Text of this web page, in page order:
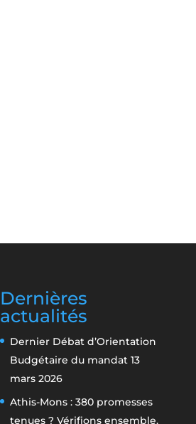
Dernières
actualités
Dernier Débat d’Orientation
Budgétaire du mandat 13
mars 2026
Athis-Mons : 380 promesses
tenues ? Vérifions ensemble.